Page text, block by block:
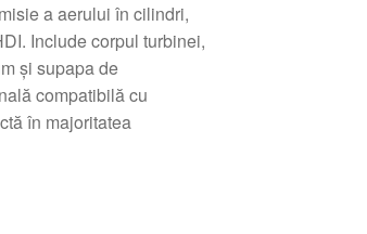
a aerului în cilindri,
Include corpul turbinei,
și supapa de
compatibilă cu
în majoritatea